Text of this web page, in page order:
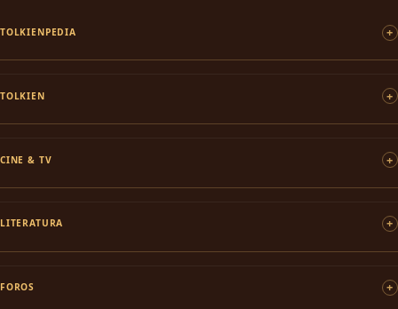
TOLKIENPEDIA
TOLKIEN
CINE & TV
LITERATURA
FOROS